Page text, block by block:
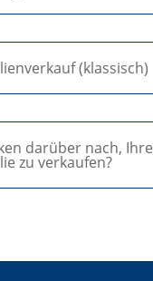
(klassisch)
darüber nach, Ihre
zu verkaufen?